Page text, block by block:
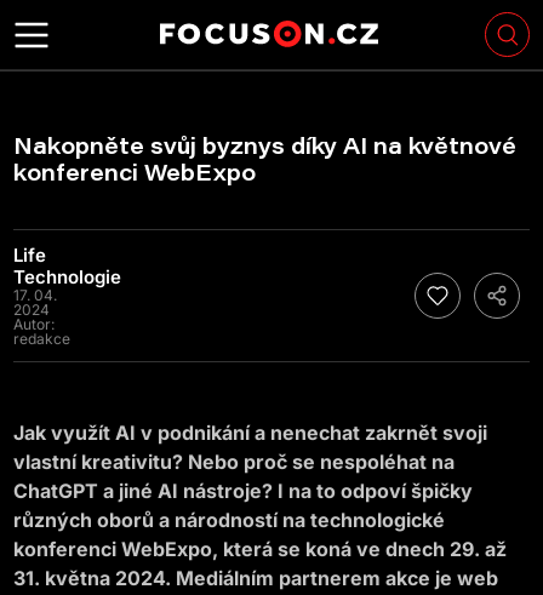
Nakopněte svůj byznys díky AI na květnové
konferenci WebExpo
Life
Technologie
17. 04.
2024
Autor:
redakce
Jak využít AI v podnikání a nenechat zakrnět svoji
vlastní kreativitu? Nebo proč se nespoléhat na
ChatGPT a jiné AI nástroje? I na to odpoví špičky
různých oborů a národností na technologické
konferenci WebExpo, která se koná ve dnech 29. až
31. května 2024. Mediálním partnerem akce je web